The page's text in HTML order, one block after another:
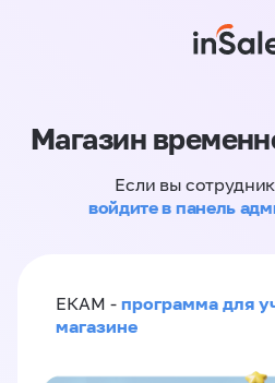
Магазин
Если вы
войдите в панель
ЕКАМ - программа для
магазине